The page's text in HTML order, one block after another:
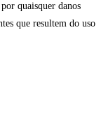
quaisquer danos
que resultem do uso